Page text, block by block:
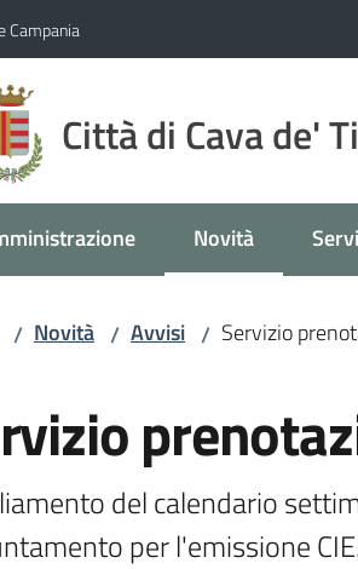
Campania
Città di Cava de'
Novità
Menu selezionato
/ Novità / Avvisi / Servizio
del calendario
per l'emissione